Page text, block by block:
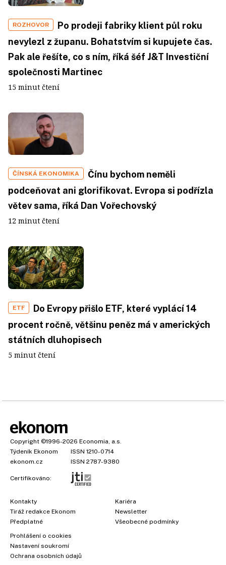
ROZHOVOR
Po prodeji fabriky klient půl roku
nevylezl z županu. Bohatstvím si kupujete čas.
Pak ale řešíte, co s ním, říká šéf J&T Investiční
společnosti Martinec
15 minut čtení
ČÍNSKÁ EKONOMIKA
Čínu bychom neměli
podceňovat ani glorifikovat. Evropa si podřízla
větev sama, říká Dan Vořechovský
12 minut čtení
ETF
Do Evropy přišlo ETF, které vyplácí 14
procent ročně, většinu peněz má v amerických
státních dluhopisech
5 minut čtení
Copyright ©1996-2026 Economia, a.s.
Týdeník Ekonom
ISSN 1210-0714
ekonom.cz
ISSN 2787-9380
Certifikováno:
Kontakty
Tiráž redakce Ekonom
Předplatné
Kariéra
Newsletter
Všeobecné podmínky
Prohlášení o cookies
Nastavení soukromí
Ochrana osobních údajů